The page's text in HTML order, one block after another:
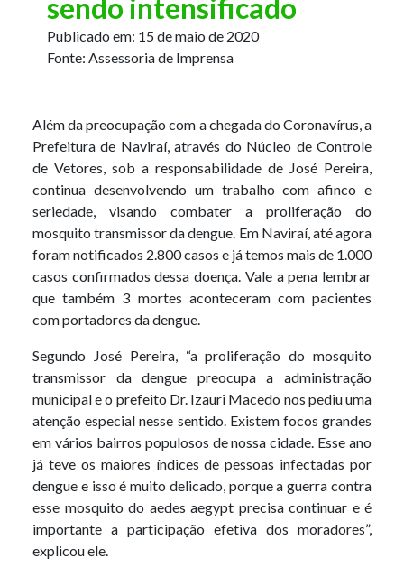
sendo intensificado
Publicado em: 15 de maio de 2020
Fonte: Assessoria de Imprensa
Além da preocupação com a chegada do Coronavírus, a
Prefeitura de Naviraí, através do Núcleo de Controle
de Vetores, sob a responsabilidade de José Pereira,
continua desenvolvendo um trabalho com afinco e
seriedade, visando combater a proliferação do
mosquito transmissor da dengue. Em Naviraí, até agora
foram notificados 2.800 casos e já temos mais de 1.000
casos confirmados dessa doença. Vale a pena lembrar
que também 3 mortes aconteceram com pacientes
com portadores da dengue.
Segundo José Pereira, “a proliferação do mosquito
transmissor da dengue preocupa a administração
municipal e o prefeito Dr. Izauri Macedo nos pediu uma
atenção especial nesse sentido. Existem focos grandes
em vários bairros populosos de nossa cidade. Esse ano
já teve os maiores índices de pessoas infectadas por
dengue e isso é muito delicado, porque a guerra contra
esse mosquito do aedes aegypt precisa continuar e é
importante a participação efetiva dos moradores”,
explicou ele.